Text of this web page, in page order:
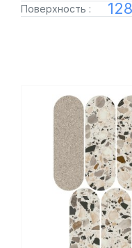
Поверхность :